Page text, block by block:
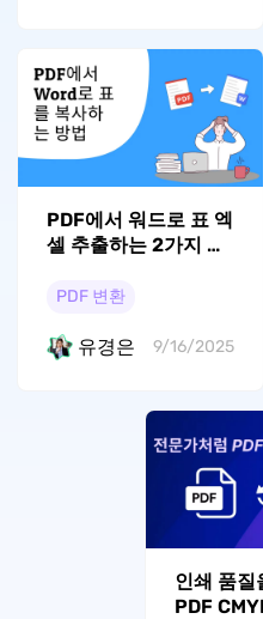
PDF에서 워드로 표 엑
셀 추출하는 2가지 방
PDF 변환
유경은 9/16/2025
인쇄 품질
PDF